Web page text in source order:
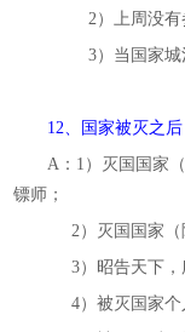
2）上周没有参
3）当国家城池
12、国家被灭之
A：1）灭国国家
镖师；
2）灭国国家（
3）昭告天下，
4）被灭国家个